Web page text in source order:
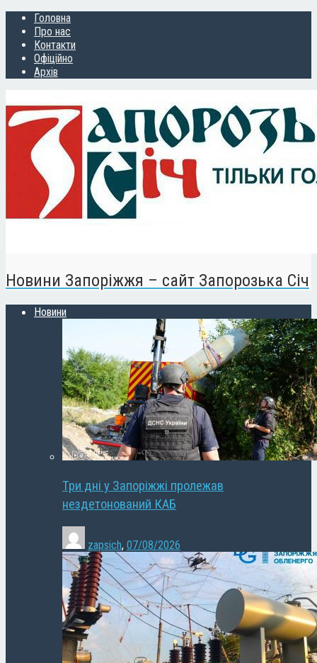
Головна
Про нас
Контакти
Офіційно
Архів
Новини Запоріжжя – сайт Запорозька Січ
Новини
Три дні у Запоріжжі пролежав
нездетонований КАБ
zapsich, 07/08/2026